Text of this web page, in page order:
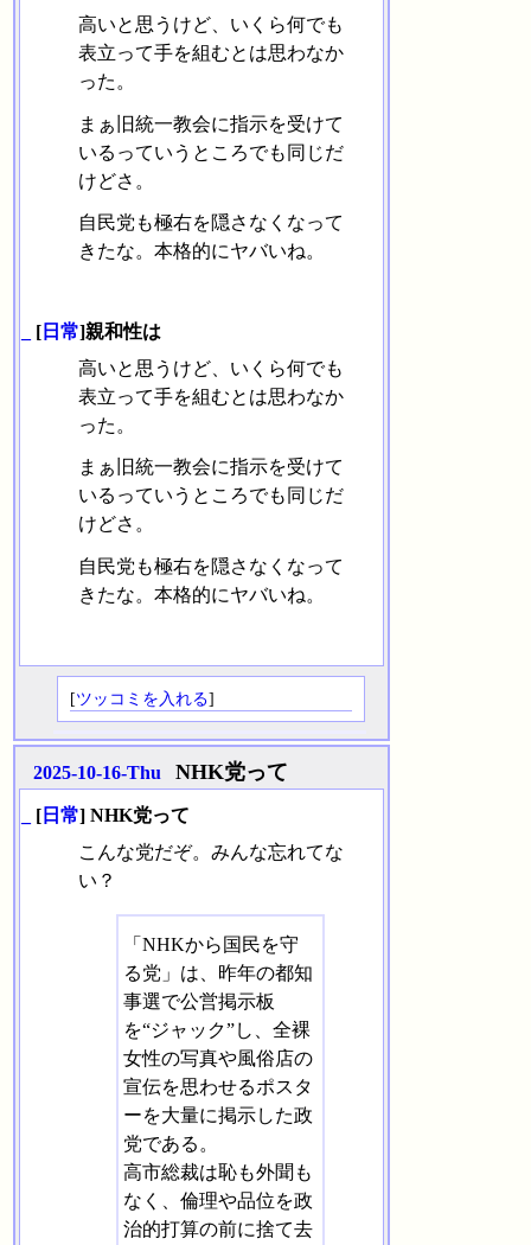
高いと思うけど、いくら何でも
表立って手を組むとは思わなか
った。
まぁ旧統一教会に指示を受けて
いるっていうところでも同じだ
けどさ。
自民党も極右を隠さなくなって
きたな。本格的にヤバいね。
[ 日常]親和性は
高いと思うけど、いくら何でも
表立って手を組むとは思わなか
った。
まぁ旧統一教会に指示を受けて
いるっていうところでも同じだ
けどさ。
自民党も極右を隠さなくなって
きたな。本格的にヤバいね。
[ツッコミを入れる]
2025-10-16-Thu NHK党って
[ 日常] NHK党って
こんな党だぞ。みんな忘れてな
い？
「NHKから国民を守
る党」は、昨年の都知
事選で公営掲示板
を“ジャック”し、全裸
女性の写真や風俗店の
宣伝を思わせるポスタ
ーを大量に掲示した政
党である。
高市総裁は恥も外聞も
なく、倫理や品位を政
治的打算の前に捨て去